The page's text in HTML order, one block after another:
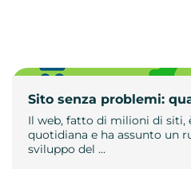
Sito senza problemi:
Il web, fatto di milioni di siti,
quotidiana e ha assunto un
sviluppo del …